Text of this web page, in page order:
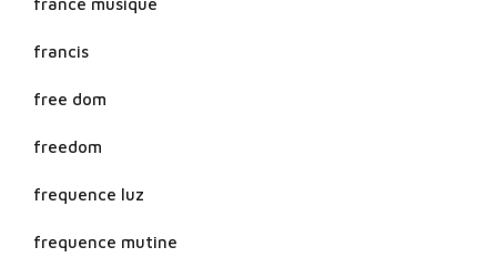
francis
free dom
freedom
frequence luz
frequence mutine